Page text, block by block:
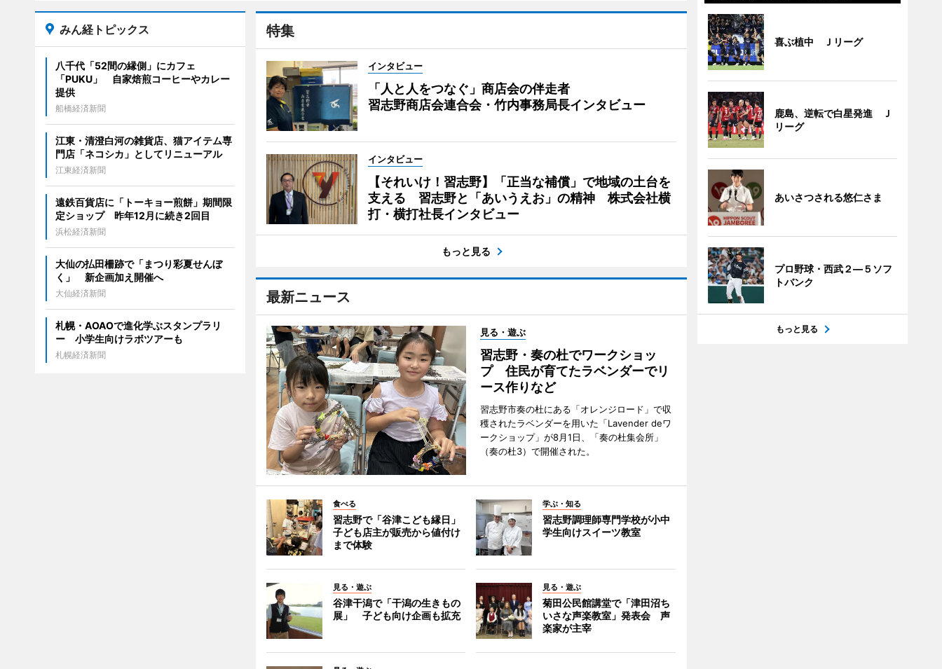
特集
インタビュー
「人と人をつなぐ」商店会の伴走者
習志野商店会連合会・竹内事務局長インタビュー
インタビュー
【それいけ！習志野】「正当な補償」で地域の土台を
支える 習志野と「あいうえお」の精神 株式会社横
打・横打社長インタビュー
もっと見る
最新ニュース
見る・遊ぶ
習志野・奏の杜でワークショッ
プ 住民が育てたラベンダーでリ
ース作りなど
習志野市奏の杜にある「オレンジロード」で収
穫されたラベンダーを用いた「Lavender deワ
ークショップ」が8月1日、「奏の杜集会所」
（奏の杜3）で開催された。
食べる
習志野で「谷津こども縁日」
子ども店主が販売から値付け
まで体験
学ぶ・知る
習志野調理師専門学校が小中
学生向けスイーツ教室
見る・遊ぶ
谷津干潟で「干潟の生きもの
展」 子ども向け企画も拡充
見る・遊ぶ
菊田公民館講堂で「津田沼ち
いさな声楽教室」発表会 声
楽家が主宰
みん経トピックス
八千代「52間の縁側」にカフェ
「PUKU」 自家焙煎コーヒーやカレー
提供
船橋経済新聞
江東・清澄白河の雑貨店、猫アイテム専
門店「ネコシカ」としてリニューアル
江東経済新聞
遠鉄百貨店に「トーキョー煎餅」期間限
定ショップ 昨年12月に続き2回目
浜松経済新聞
大仙の払田柵跡で「まつり彩夏せんぼ
く」 新企画加え開催へ
大仙経済新聞
札幌・AOAOで進化学ぶスタンプラリ
ー 小学生向けラボツアーも
札幌経済新聞
喜ぶ植中 Ｊリーグ
鹿島、逆転で白星発進 Ｊ
リーグ
あいさつされる悠仁さま
プロ野球・西武２―５ソフ
トバンク
もっと見る